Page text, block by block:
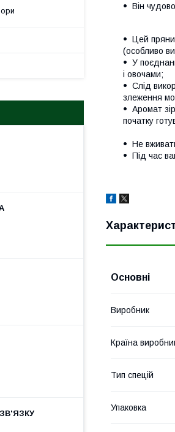
Він
Цей
(особливо
У
і овочами;
Слід
злеження
Аромат
початку
Не
Під час
Основні
Виробник
Країна
Тип спецій
Упаковка